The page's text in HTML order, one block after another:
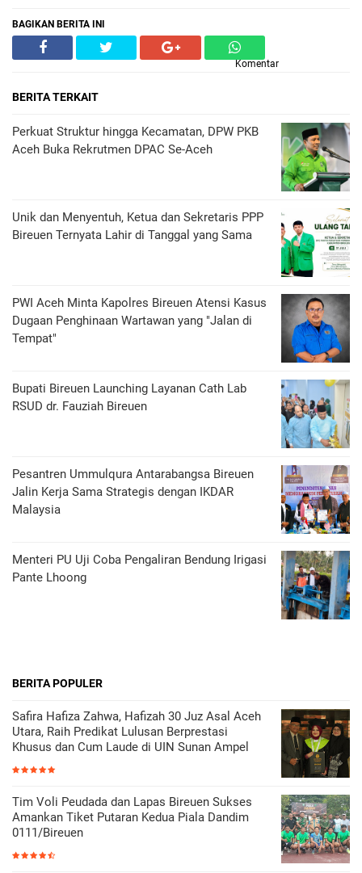
BAGIKAN BERITA INI
Komentar
BERITA TERKAIT
Perkuat Struktur hingga Kecamatan, DPW PKB
Aceh Buka Rekrutmen DPAC Se-Aceh
Unik dan Menyentuh, Ketua dan Sekretaris PPP
Bireuen Ternyata Lahir di Tanggal yang Sama
PWI Aceh Minta Kapolres Bireuen Atensi Kasus
Dugaan Penghinaan Wartawan yang "Jalan di
Tempat"
Bupati Bireuen Launching Layanan Cath Lab
RSUD dr. Fauziah Bireuen
Pesantren Ummulqura Antarabangsa Bireuen
Jalin Kerja Sama Strategis dengan IKDAR
Malaysia
Menteri PU Uji Coba Pengaliran Bendung Irigasi
Pante Lhoong
BERITA POPULER
Safira Hafiza Zahwa, Hafizah 30 Juz Asal Aceh
Utara, Raih Predikat Lulusan Berprestasi
Khusus dan Cum Laude di UIN Sunan Ampel
Tim Voli Peudada dan Lapas Bireuen Sukses
Amankan Tiket Putaran Kedua Piala Dandim
0111/Bireuen